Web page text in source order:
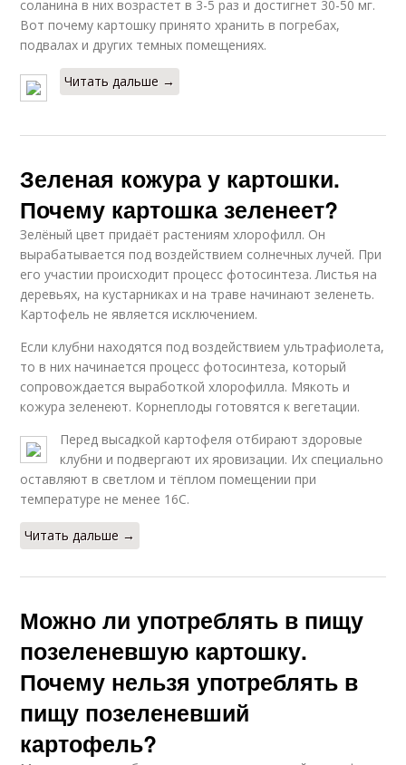
соланина в них возрастет в 3-5 раз и достигнет 30-50 мг.
Вот почему картошку принято хранить в погребах,
подвалах и других темных помещениях.
Читать дальше →
Зеленая кожура у картошки.
Почему картошка зеленеет?
Зелёный цвет придаёт растениям хлорофилл. Он
вырабатывается под воздействием солнечных лучей. При
его участии происходит процесс фотосинтеза. Листья на
деревьях, на кустарниках и на траве начинают зеленеть.
Картофель не является исключением.
Если клубни находятся под воздействием ультрафиолета,
то в них начинается процесс фотосинтеза, который
сопровождается выработкой хлорофилла. Мякоть и
кожура зеленеют. Корнеплоды готовятся к вегетации.
Перед высадкой картофеля отбирают здоровые
клубни и подвергают их яровизации. Их специально
оставляют в светлом и тёплом помещении при
температуре не менее 16С.
Читать дальше →
Можно ли употреблять в пищу
позеленевшую картошку.
Почему нельзя употреблять в
пищу позеленевший
картофель?